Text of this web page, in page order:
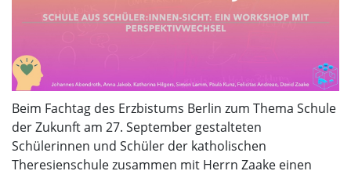
Beim Fachtag des Erzbistums Berlin zum Thema Schule
der Zukunft am 27. September gestalteten
Schülerinnen und Schüler der katholischen
Theresienschule zusammen mit Herrn Zaake einen